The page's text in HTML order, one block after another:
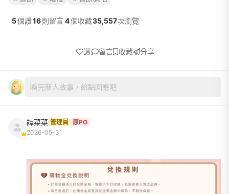
5個讚16則留言4個收藏35,557次瀏覽
讚 留言 收藏 分享
看完新人故事，給點回應吧
譚菜菜 管理員 原PO
2026-05-31